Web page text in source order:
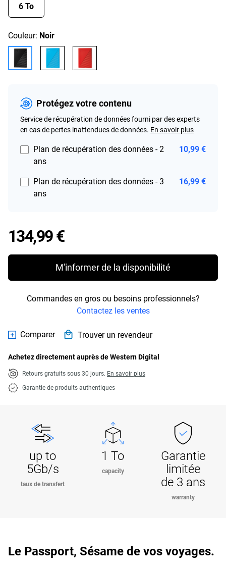
6 To
Couleur: Noir
Protégez votre contenu
Service de récupération de données fourni par des experts
en cas de pertes inattendues de données. En savoir plus
Plan de récupération des données - 2
ans
10,99 €
Plan de récupération des données - 3
ans
16,99 €
134,99 €Price 134,99 €
M'informer de la disponibilité
Commandes en gros ou besoins professionnels?
Contactez les ventes
Comparer Trouver un revendeur
Achetez directement auprès de Western Digital
Retours gratuits sous 30 jours. En savoir plus
Garantie de produits authentiques
up to
5Gb/s
taux de transfert
1 To
capacity
Garantie
limitée
de 3 ans
warranty
Le Passport, Sésame de vos voyages.